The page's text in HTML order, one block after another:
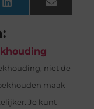
LinkedInEmail
niet de
maak
Je kunt